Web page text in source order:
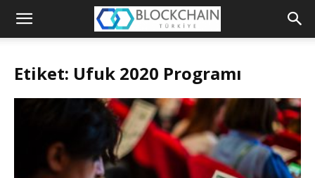
Blockchain
Etiket: Ufuk 2020 Programı